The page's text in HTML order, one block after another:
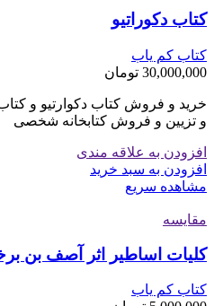
کتاب دکوراتیو
کتاب کم یاب
30,000,000 تومان
خرید و‌ فروش کتاب دکوارتیو و
و تزیین و فروش کتابخانه شخصی
افزودن به علاقه مندی
افزودن به سبد خرید
مشاهده سریع
مقایسه
کلیات اساطیر اثر آصف بن
کتاب کم یاب